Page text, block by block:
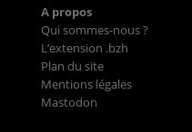
A propos
Qui sommes-nous ?
L’extension .bzh
Plan du site
Mentions légales
Mastodon